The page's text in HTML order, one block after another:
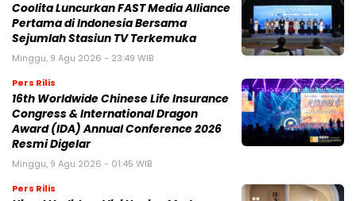
Coolita Luncurkan FAST Media Alliance
Pertama di Indonesia Bersama
Sejumlah Stasiun TV Terkemuka
Minggu, 9 Agu 2026 - 23:49 WIB
Pers Rilis
16th Worldwide Chinese Life Insurance
Congress & International Dragon
Award (IDA) Annual Conference 2026
Resmi Digelar
Minggu, 9 Agu 2026 - 01:45 WIB
Pers Rilis